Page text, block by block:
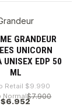
GRANDEUR
UNICORN
UNISEX EDP 50
ML
Retail $9.990
Normal$7.900
$6.952